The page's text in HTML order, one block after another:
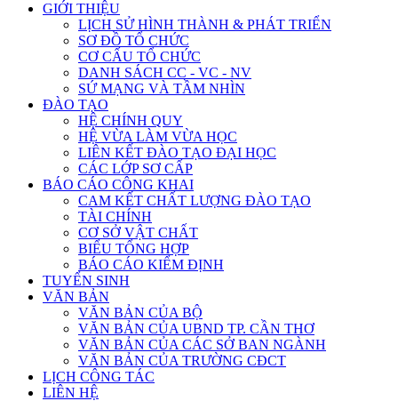
GIỚI THIỆU
LỊCH SỬ HÌNH THÀNH & PHÁT TRIỂN
SƠ ĐỒ TỔ CHỨC
CƠ CẤU TỔ CHỨC
DANH SÁCH CC - VC - NV
SỨ MẠNG VÀ TẦM NHÌN
ĐÀO TẠO
HỆ CHÍNH QUY
HỆ VỪA LÀM VỪA HỌC
LIÊN KẾT ĐÀO TẠO ĐẠI HỌC
CÁC LỚP SƠ CẤP
BÁO CÁO CÔNG KHAI
CAM KẾT CHẤT LƯỢNG ĐÀO TẠO
TÀI CHÍNH
CƠ SỞ VẬT CHẤT
BIỂU TỔNG HỢP
BÁO CÁO KIỂM ĐỊNH
TUYỂN SINH
VĂN BẢN
VĂN BẢN CỦA BỘ
VĂN BẢN CỦA UBND TP. CẦN THƠ
VĂN BẢN CỦA CÁC SỞ BAN NGÀNH
VĂN BẢN CỦA TRƯỜNG CĐCT
LỊCH CÔNG TÁC
LIÊN HỆ